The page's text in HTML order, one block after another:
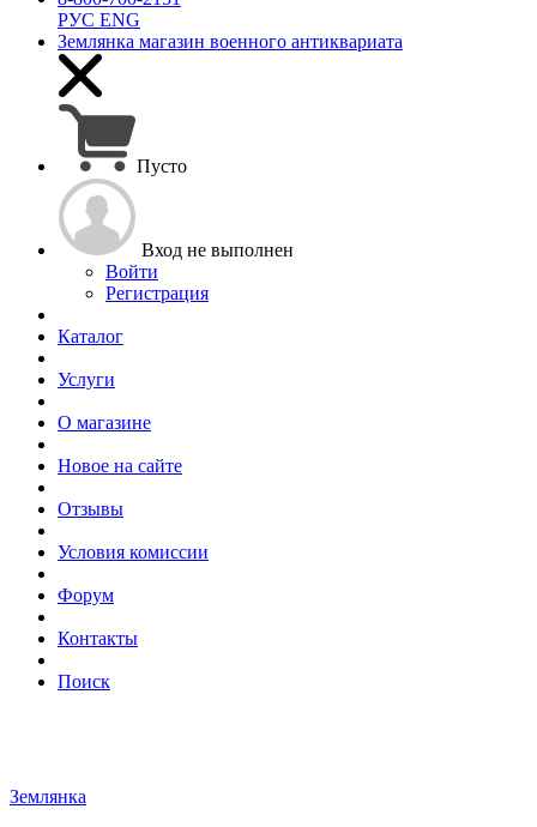
РУС ENG
Землянка магазин военного антиквариата
Пусто
Вход не выполнен
Войти
Регистрация
Каталог
Услуги
О магазине
Новое на сайте
Отзывы
Условия комиссии
Форум
Контакты
Поиск
Землянка